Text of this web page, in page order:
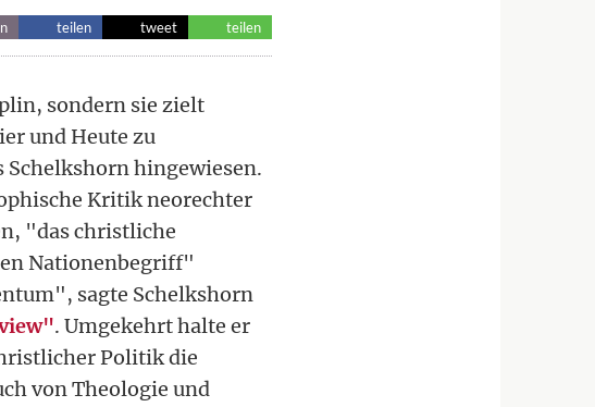
teilen tweet teilen
sondern sie zielt
und Heute zu
hingewiesen.
Kritik neorechter
"das christliche
Nationenbegriff"
sagte Schelkshorn
. Umgekehrt halte er
Politik die
von Theologie und